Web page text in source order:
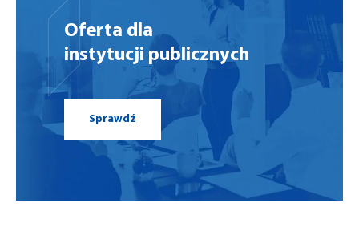
Oferta dla
instytucji publicznych
Sprawdź